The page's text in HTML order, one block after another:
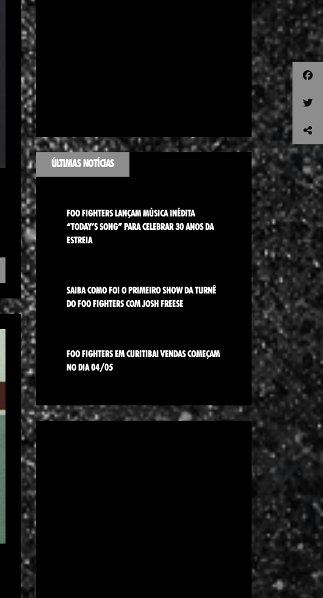
ÚLTIMAS NOTÍCIAS
FOO FIGHTERS LANÇAM MÚSICA INÉDITA
“TODAY’S SONG” PARA CELEBRAR 30 ANOS DA
ESTREIA
SAIBA COMO FOI O PRIMEIRO SHOW DA TURNÊ
DO FOO FIGHTERS COM JOSH FREESE
FOO FIGHTERS EM CURITIBA! VENDAS COMEÇAM
NO DIA 04/05